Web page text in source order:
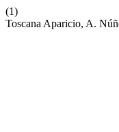
(1)
Toscana Aparicio, A.